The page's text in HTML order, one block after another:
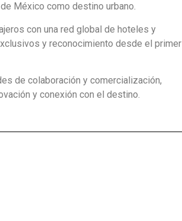
México como destino urbano.
con una red global de hoteles y
y reconocimiento desde el primer
de colaboración y comercialización,
y conexión con el destino.